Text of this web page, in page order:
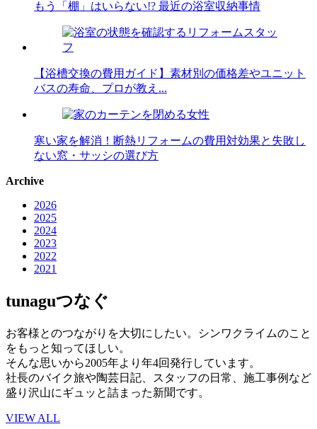
もう「棚」はいらない!? 最近の浴室収納事情
【浴槽交換の費用ガイド】素材別の価格差やユニット
バスの寿命、プロが教え...
寒い家を解消！断熱リフォームの費用対効果と失敗し
ない窓・サッシの選び方
Archive
2026
2025
2024
2023
2022
2021
tunaguつなぐ
お客様とのつながりを大切にしたい。シンワクライムのこと
をもっと知ってほしい。
そんな思いから2005年より年4回発行しています。
社長のバイク旅や陶芸日記、スタッフの日常、施工事例など
盛り沢山にギュッと詰まった新聞です。
VIEW ALL